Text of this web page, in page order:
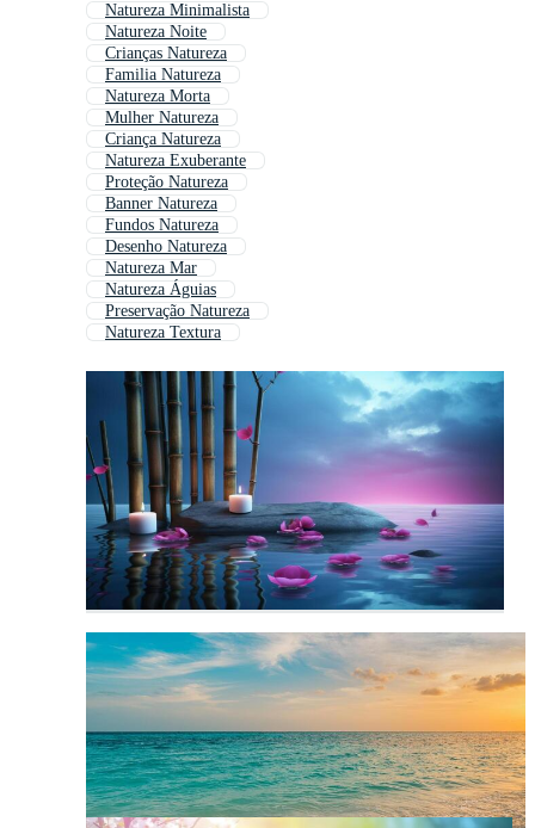
Natureza Minimalista
Natureza Noite
Crianças Natureza
Familia Natureza
Natureza Morta
Mulher Natureza
Criança Natureza
Natureza Exuberante
Proteção Natureza
Banner Natureza
Fundos Natureza
Desenho Natureza
Natureza Mar
Natureza Águias
Preservação Natureza
Natureza Textura